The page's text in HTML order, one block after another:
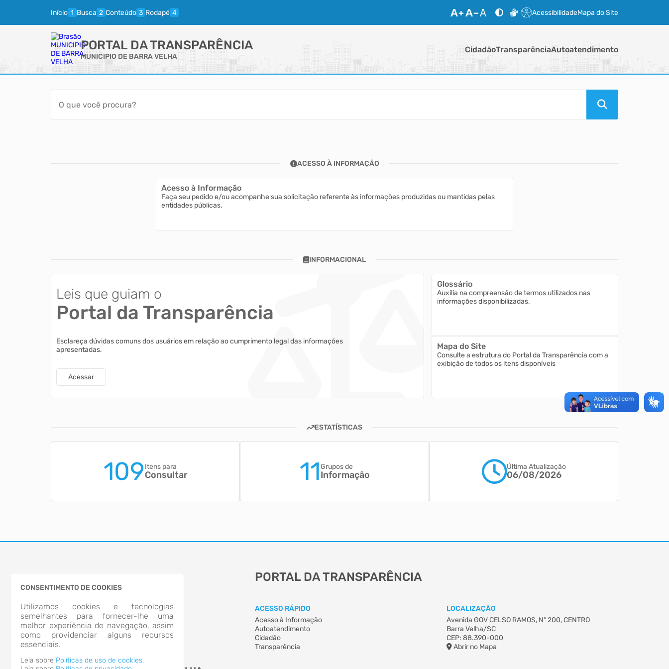
Início Busca Conteúdo Rodapé AcessibilidadeMapa do Site
PORTAL DA TRANSPARÊNCIA
MUNICIPIO DE BARRA VELHA
CidadãoTransparênciaAutoatendimento
CONSENTIMENTO DE COOKIES
Utilizamos cookies e tecnologias
semelhantes para fornecer-lhe uma
melhor experiência de navegação, assim
como providenciar alguns recursos
essenciais.
Leia sobre Políticas de uso de cookies.
ACESSO À INFORMAÇÃO
Acesso à Informação
Faça seu pedido e/ou acompanhe sua solicitação referente às informações produzidas ou mantidas pelas
entidades públicas.
INFORMACIONAL
Leis que guiam o
Portal da Transparência
Esclareça dúvidas comuns dos usuários em relação ao cumprimento legal das informações
apresentadas.
Acessar
Glossário
Auxilia na compreensão de termos utilizados nas
informações disponibilizadas.
Mapa do Site
Consulte a estrutura do Portal da Transparência com a
exibição de todos os itens disponíveis
ESTATÍSTICAS
109Itens para
Consultar 11Grupos de
Informação
Última Atualização
06/08/2026
PORTAL DA TRANSPARÊNCIA
ACESSO RÁPIDO
Acesso à Informação
Autoatendimento
Cidadão
Transparência
LOCALIZAÇÃO
Avenida GOV CELSO RAMOS, Nº 200, CENTRO
Barra Velha/SC
CEP: 88.390-000
Abrir no Mapa